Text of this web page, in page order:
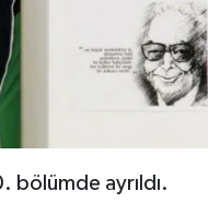
bölümde ayrıldı.